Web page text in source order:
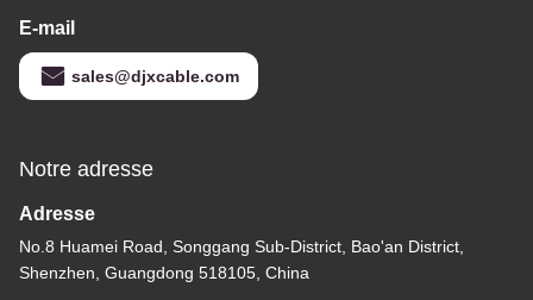
E-mail
sales@djxcable.com
Notre adresse
Adresse
No.8 Huamei Road, Songgang Sub-District, Bao'an District,
Shenzhen, Guangdong 518105, China